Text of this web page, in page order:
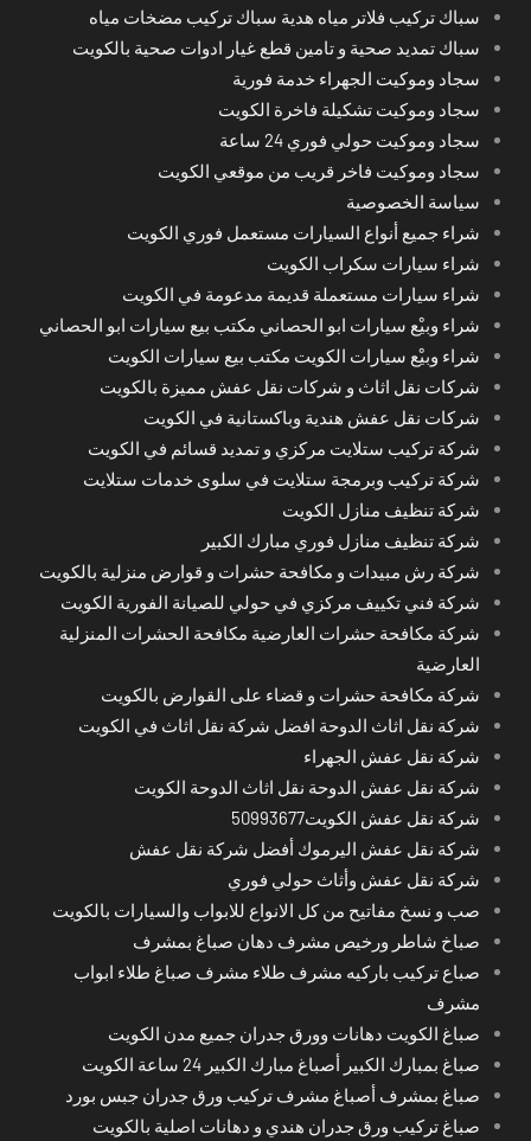
سباك تركيب فلاتر مياه هدية سباك تركيب مضخات مياه
سباك تمديد صحية و تامين قطع غيار ادوات صحية بالكويت
سجاد وموكيت الجهراء خدمة فورية
سجاد وموكيت تشكيلة فاخرة الكويت
سجاد وموكيت حولي فوري 24 ساعة
سجاد وموكيت فاخر قريب من موقعي الكويت
سياسة الخصوصية
شراء جميع أنواع السيارات مستعمل فوري الكويت
شراء سيارات سكراب الكويت
شراء سيارات مستعملة قديمة مدعومة في الكويت
شراء وبيْع سيارات ابو الحصاني مكتب بيع سيارات ابو الحصاني
شراء وبيْع سيارات الكويت مكتب بيع سيارات الكويت
شركات نقل اثاث و شركات نقل عفش مميزة بالكويت
شركات نقل عفش هندية وباكستانية في الكويت
شركة تركيب ستلايت مركزي و تمديد قسائم في الكويت
شركة تركيب وبرمجة ستلايت في سلوى خدمات ستلايت
شركة تنظيف منازل الكويت
شركة تنظيف منازل فوري مبارك الكبير
شركة رش مبيدات و مكافحة حشرات و قوارض منزلية بالكويت
شركة فني تكييف مركزي في حولي للصيانة الفورية الكويت
شركة مكافحة حشرات العارضية مكافحة الحشرات المنزلية
العارضية
شركة مكافحة حشرات و قضاء على القوارض بالكويت
شركة نقل اثاث الدوحة افضل شركة نقل اثاث في الكويت
شركة نقل عفش الجهراء
شركة نقل عفش الدوحة نقل اثاث الدوحة الكويت
شركة نقل عفش الكويت50993677
شركة نقل عفش اليرموك أفضل شركة نقل عفش
شركة نقل عفش وأثاث حولي فوري
صب و نسخ مفاتيح من كل الانواع للابواب والسيارات بالكويت
صباخ شاطر ورخيص مشرف دهان صباغ بمشرف
صباع تركيب باركيه مشرف طلاء مشرف صباغ طلاء ابواب
مشرف
صباغ الكويت دهانات وورق جدران جميع مدن الكويت
صباغ بمبارك الكبير أصباغ مبارك الكبير 24 ساعة الكويت
صباغ بمشرف أصباغ مشرف تركيب ورق جدران جبس بورد
صباغ تركيب ورق جدران هندي و دهانات اصلية بالكويت